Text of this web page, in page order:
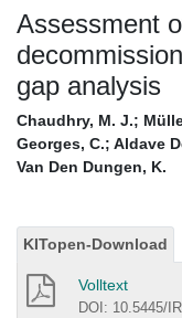
Assessment
gap analysis
Chaudhry, M. J.;
Georges, C.; Aldave
Van Den Dungen, K.
KITopen-Download
Volltext
DOI: 10.5445/